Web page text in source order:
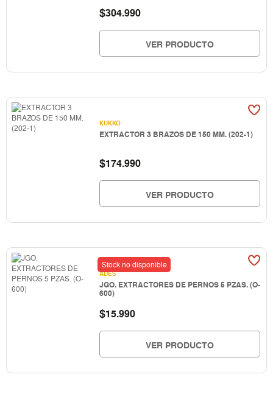
$304.990
VER PRODUCTO
KUKKO
EXTRACTOR 3 BRAZOS DE 150 MM. (202-1)
$174.990
VER PRODUCTO
Stock no disponible
ADES
JGO. EXTRACTORES DE PERNOS 5 PZAS. (O-
600)
$15.990
VER PRODUCTO